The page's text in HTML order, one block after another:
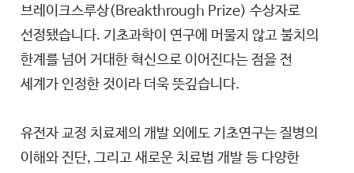
브레이크스루상(Breakthrough Prize) 수상자로
선정됐습니다. 기초과학이 연구에 머물지 않고 불치의
한계를 넘어 거대한 혁신으로 이어진다는 점을 전
세계가 인정한 것이라 더욱 뜻깊습니다.
유전자 교정 치료제의 개발 외에도 기초연구는 질병의
이해와 진단, 그리고 새로운 치료법 개발 등 다양한